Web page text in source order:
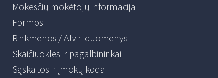
Mokesčių mokėtojų informacija
Formos
Rinkmenos / Atviri duomenys
Skaičiuoklės ir pagalbininkai
Sąskaitos ir įmokų kodai